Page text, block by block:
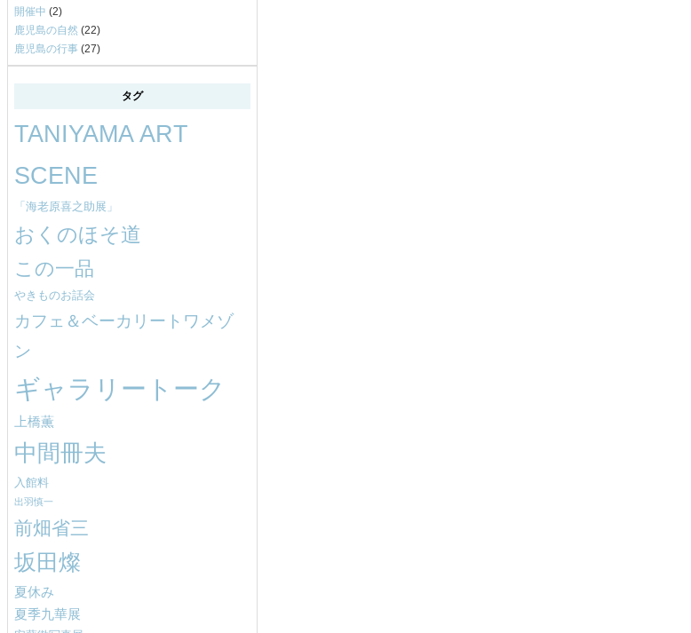
開催中 (2)
鹿児島の自然 (22)
鹿児島の行事 (27)
タグ
TANIYAMA ART
SCENE
「海老原喜之助展」
おくのほそ道
この一品
やきものお話会
カフェ＆ベーカリートワメゾ
ン
ギャラリートーク
上橋薫
中間冊夫
入館料
出羽慎一
前畑省三
坂田燦
夏休み
夏季九華展